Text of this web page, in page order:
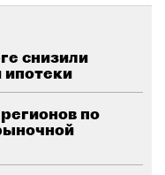
снизили
ипотеки
по